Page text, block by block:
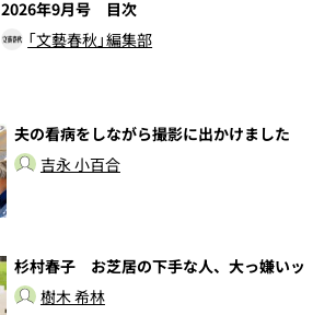
2026年9月号 目次
「文藝春秋」編集部
夫の看病をしながら撮影に出かけました
吉永 小百合
杉村春子 お芝居の下手な人、大っ嫌いッ
樹木 希林